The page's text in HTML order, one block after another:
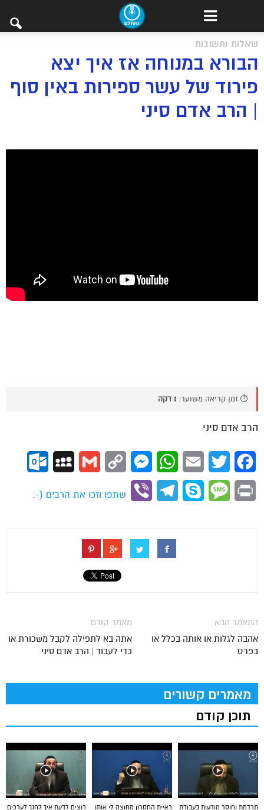
שאלות ותשובות
הבורא במנוחה אז איך יצא
פירוד של עשר ספירות באין סוף
| הרב אדם סיני
⏱️ זמן קריאה משוער: 1 דקה
הרב אדם סיני
Facebook
Twitter
Email
WhatsApp
Messenger
Copy
Gmail
MySpace
Print
Message
Skype
Telegram
Viber
שתפו וזכו את הרבים (-:
מאמר קודם
אתה בא לתפילה לקבל משכורת או
כדי לעבוד | הרב אדם סיני
המאמר הבא
אהבה לגלות או אותה בכלל או
בפרט
מאמרים קשורים
תוכן קודם
רוצים לדעת איך לחנך לערכים
ראיית החסרון מחוצה לי אותו
תרדמת וחוסר מודעות בעבודת